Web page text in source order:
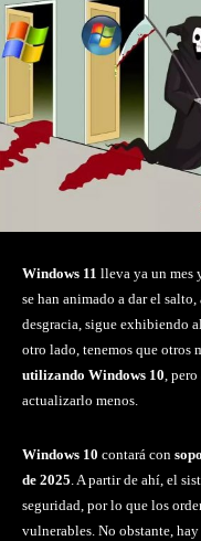
Windows 11 lleva ya un mes
se han animado a dar el salto,
desgracia, sigue exhibiendo
otro lado, tenemos que otros
utilizando Windows 10,
actualizarlo menos.
Windows 10 contará con
de 2025. A partir de ahí, el
seguridad, por lo que los
vulnerables. No obstante,